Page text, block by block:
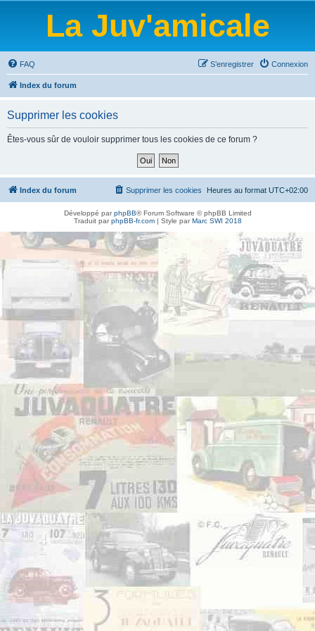
La Juv'amicale
FAQ Connexion
S’enregistrer
Index du forum
Supprimer les cookies
Êtes-vous sûr de vouloir supprimer tous les cookies de ce forum ?
Index du forum Heures au format UTC+02:00
Supprimer les cookies
Développé parphpBB® Forum Software © phpBB Limited
Traduit parphpBB-fr.com| Style parMarc SWI 2018